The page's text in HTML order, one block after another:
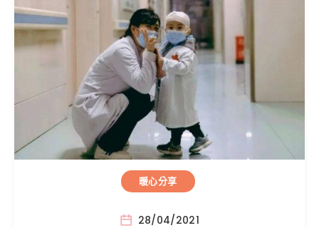
暖心分享
28/04/2021